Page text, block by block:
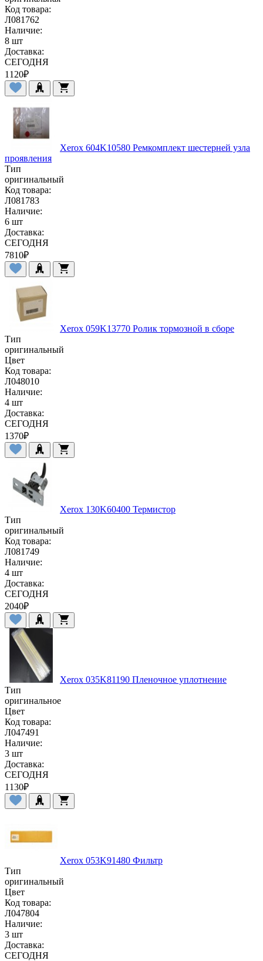
Код товара:
Л081762
Наличие:
8 шт
Доставка:
СЕГОДНЯ
1120₽
Xerox 604K10580 Ремкомплект шестерней узла
проявления
Тип
оригинальный
Код товара:
Л081783
Наличие:
6 шт
Доставка:
СЕГОДНЯ
7810₽
Xerox 059K13770 Ролик тормозной в сборе
Тип
оригинальный
Цвет
Код товара:
Л048010
Наличие:
4 шт
Доставка:
СЕГОДНЯ
1370₽
Xerox 130K60400 Термистор
Тип
оригинальный
Код товара:
Л081749
Наличие:
4 шт
Доставка:
СЕГОДНЯ
2040₽
Xerox 035K81190 Пленочное уплотнение
Тип
оригинальное
Цвет
Код товара:
Л047491
Наличие:
3 шт
Доставка:
СЕГОДНЯ
1130₽
Xerox 053K91480 Фильтр
Тип
оригинальный
Цвет
Код товара:
Л047804
Наличие:
3 шт
Доставка:
СЕГОДНЯ